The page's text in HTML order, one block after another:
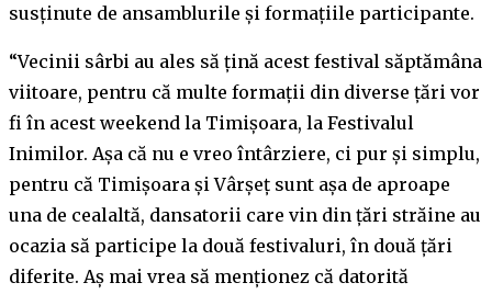
susținute de ansamblurile și formațiile participante.
“Vecinii sârbi au ales să țină acest festival săptămâna
viitoare, pentru că multe formații din diverse țări vor
fi în acest weekend la Timișoara, la Festivalul
Inimilor. Așa că nu e vreo întârziere, ci pur și simplu,
pentru că Timișoara și Vârșeț sunt așa de aproape
una de cealaltă, dansatorii care vin din țări străine au
ocazia să participe la două festivaluri, în două țări
diferite. Aș mai vrea să menționez că datorită